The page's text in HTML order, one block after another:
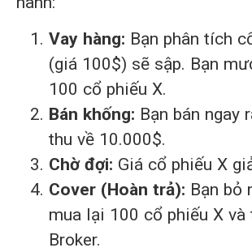
Vay hàng: Bạn phân tích
(giá 100$) sẽ sập. Bạn
100 cổ phiếu X.
Bán khống: Bạn bán ngay
thu về 10.000$.
Chờ đợi: Giá cổ phiếu X
Cover (Hoàn trả): Bạn bỏ
mua lại 100 cổ phiếu X và
Broker.